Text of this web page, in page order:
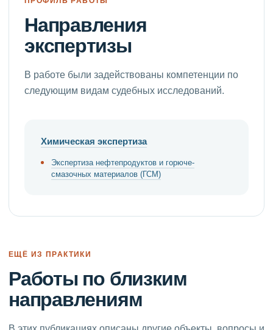
Направления
экспертизы
В работе были задействованы компетенции по
следующим видам судебных исследований.
Химическая экспертиза
Экспертиза нефтепродуктов и горюче-
смазочных материалов (ГСМ)
ЕЩЁ ИЗ ПРАКТИКИ
Работы по близким
направлениям